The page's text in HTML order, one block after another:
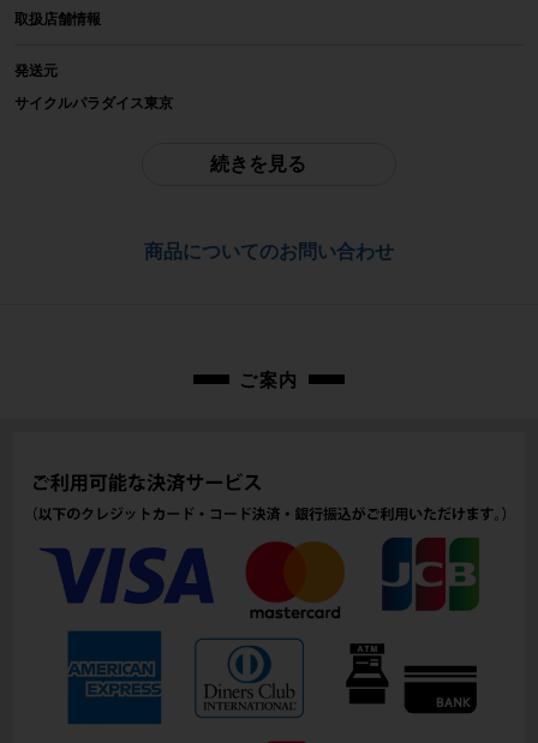
年式
2019年
参考価格
157mm(実寸）
シートチューブ
580mm(C-T実寸）
トップチューブ
取扱店舗情報
発送元
サイクルパラダイス東京
続きを見る
商品についてのお問い合わせ
ご案内